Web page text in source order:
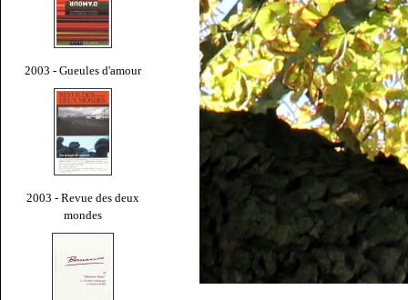
2003 - Gueules d'amour
2003 - Revue des deux
mondes